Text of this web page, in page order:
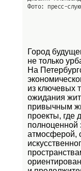
Фото: пресс-
Город
не только
На
из ключевых
ожидания
привычным
проекты, где
полноценной
атмосферой,